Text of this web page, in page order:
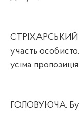
СТРІХАРСЬКИЙ
участь
усіма
ГОЛОВУЮЧА.